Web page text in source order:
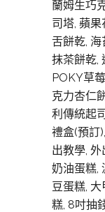
蘭姆生巧
司塔, 蘋
舌餅乾, 海
抹茶餅乾,
POKY草
克力杏仁
利傳統起
禮盒(預訂
出教學, 外
奶油蛋糕,
豆蛋糕,
糕, 8吋抽